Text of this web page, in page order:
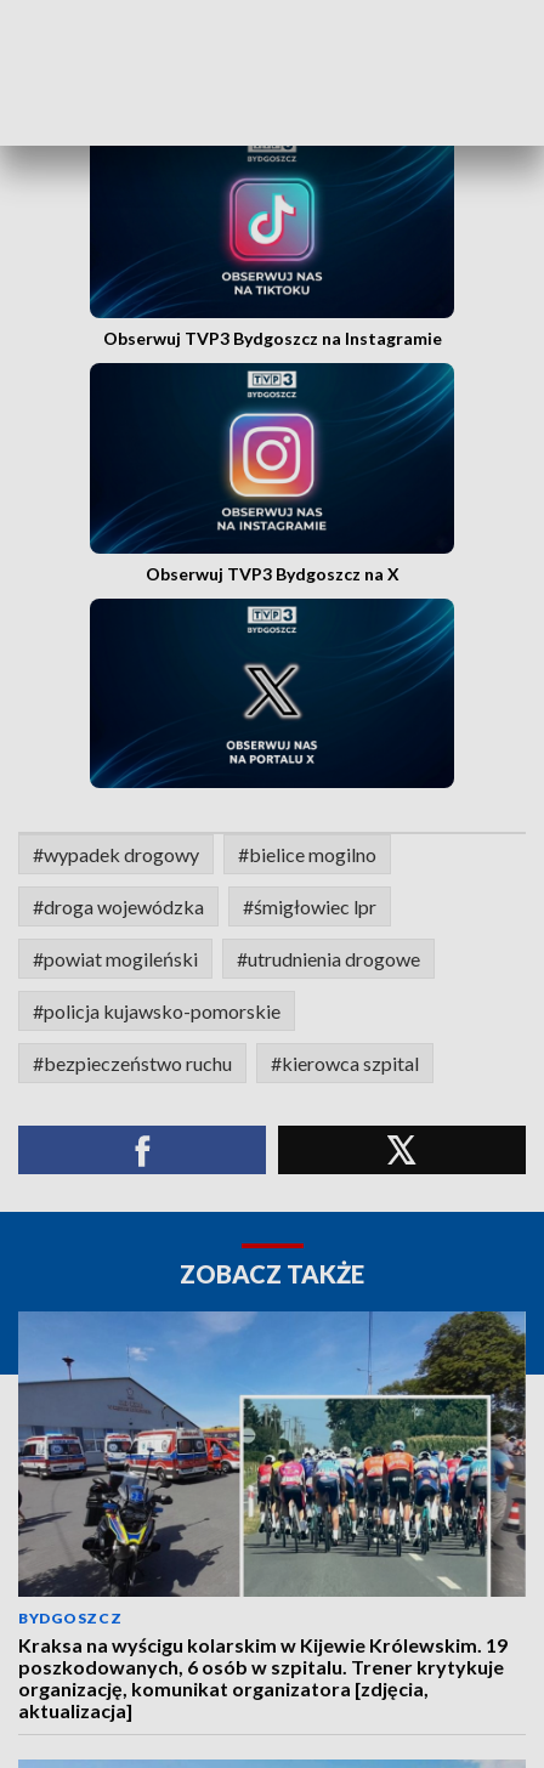
Obserwuj TVP3 Bydgoszcz na Instagramie
Obserwuj TVP3 Bydgoszcz na X
#wypadek drogowy #bielice mogilno
#droga wojewódzka #śmigłowiec lpr
#powiat mogileński #utrudnienia drogowe
#policja kujawsko-pomorskie
#bezpieczeństwo ruchu #kierowca szpital
ZOBACZ TAKŻE
BYDGOSZCZ
Kraksa na wyścigu kolarskim w Kijewie Królewskim. 19
poszkodowanych, 6 osób w szpitalu. Trener krytykuje
organizację, komunikat organizatora [zdjęcia,
aktualizacja]